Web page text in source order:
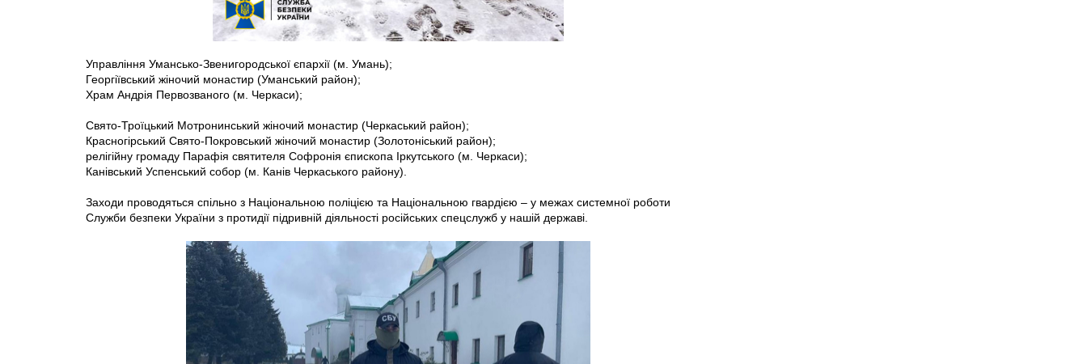
Управління Умансько-Звенигородської єпархії (м. Умань);
Георгіївський жіночий монастир (Уманський район);
Храм Андрія Первозваного (м. Черкаси);
Свято-Троїцький Мотронинський жіночий монастир (Черкаський район);
Красногірський Свято-Покровський жіночий монастир (Золотоніський район);
релігійну громаду Парафія святителя Софронія єпископа Іркутського (м. Черкаси);
Канівський Успенський собор (м. Канів Черкаського району).
Заходи проводяться спільно з Національною поліцією та Національною гвардією – у межах системної роботи
Служби безпеки України з протидії підривній діяльності російських спецслужб у нашій державі.